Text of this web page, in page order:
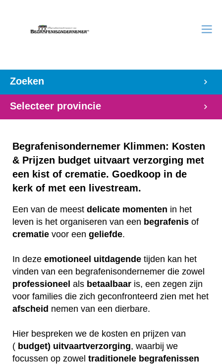
Zoeken
Selecteer provincie
Begrafenisondernemer Klimmen: Kosten
& Prijzen budget uitvaart verzorging met
een kist of crematie. Goedkoop in de
kerk of met een livestream.
Een van de meest delicate momenten in het
leven is het organiseren van een begrafenis of
crematie voor een geliefde.
In deze emotioneel uitdagende tijden kan het
vinden van een begrafenisondernemer die zowel
professioneel als betaalbaar is, een zegen zijn
voor families die zich geconfronteerd zien met het
afscheid nemen van een dierbare.
Hier bespreken we de kosten en prijzen van
( budget) uitvaartverzorging, waarbij we
focussen op zowel traditionele begrafenissen